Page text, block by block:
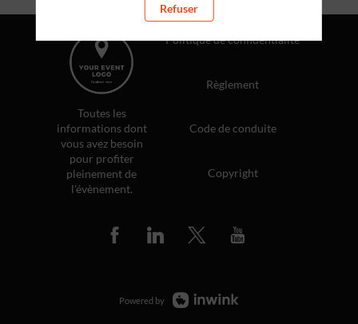
Toutes les
informations dont
vous avez besoin
pour profiter
pleinement de
l'évènement.
Politique de confidentialité
Règlement
Code de conduite
Copyright
Powered by
Refuser